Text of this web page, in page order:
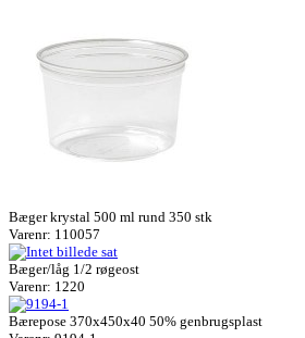
Bæger krystal 500 ml rund 350 stk
Varenr: 110057
Bæger/låg 1/2 røgeost
Varenr: 1220
Bærepose 370x450x40 50% genbrugsplast